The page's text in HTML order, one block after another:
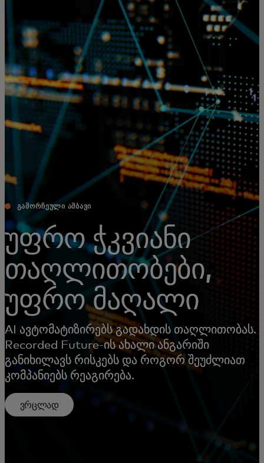
შენთვის
ბიზნესისთვის
მსოფლიოსთვის
ინოვატორებისთვის
სიახლეები და ტენდენციები
ᲒᲐᲛᲝᲠᲩᲔᲣᲚᲘ ᲐᲛᲑᲐᲕᲘ
უფრო ჭკვიანი
თაღლითობები,
უფრო მაღალი
AI ავტომატიზირებს გადახდის თაღლითობას.
Recorded Future-ის ახალი ანგარიში
განიხილავს რისკებს და როგორ შეუძლიათ
კომპანიებს რეაგირება.
ვრცლად